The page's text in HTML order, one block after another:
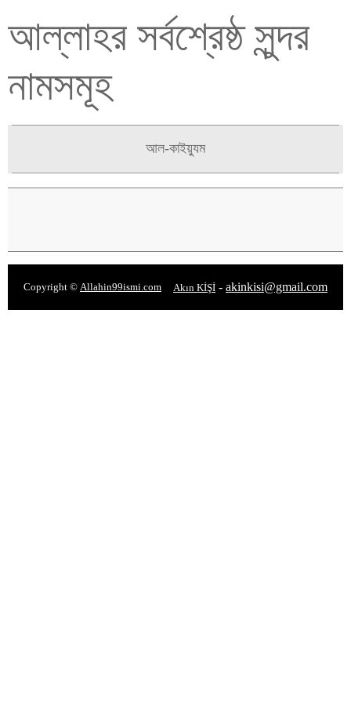
আল্লাহর সর্বশ্রেষ্ঠ সুন্দর
নামসমূহ
আল-কাইয়্যুম
Copyright © Allahin99ismi.com Akın KİŞİ - akinkisi@gmail.com